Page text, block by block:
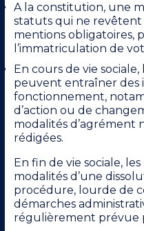
A la constitution, une
statuts qui ne revêtent
mentions obligatoires,
l’immatriculation de
En cours de vie
peuvent entraîner des
fonctionnement,
d’action ou de
modalités d’agrément
rédigées.
En fin de vie sociale,
modalités d’une
procédure, lourde de
démarches
régulièrement prévue